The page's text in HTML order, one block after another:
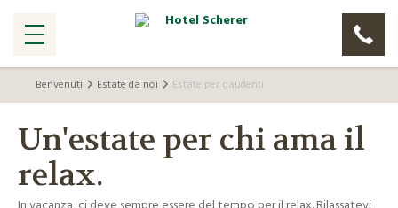
Benvenuti Estate da noi Estate per gaudenti
Un'estate per chi ama il
relax.